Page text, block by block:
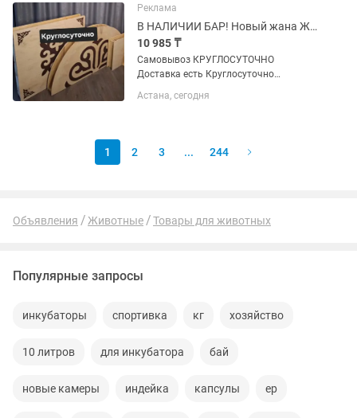
Реклама
В НАЛИЧИИ БАР! Новый жана Жер стол Дастархан корпе Шакен Айманова 14/8
10 985 ₸
Самовывоз КРУГЛОСУТОЧНО
Доставка есть Круглосуточно
есть По Астане у нас самые низкие
(ТОРТБҰРЫШ)...
Астана, сегодня
1 2 3 ... 244
Объявления Животные Товары для животных
Популярные запросы
инкубаторы спортивка кг хозяйство
10 литров для инкубатора бай
новые камеры индейка капсулы ер